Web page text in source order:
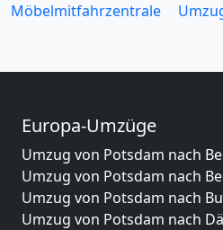
Möbelmitfahrzentrale
Europa-Umzüge
Umzug von Potsdam nach
Umzug von Potsdam nach
Umzug von Potsdam nach
Umzug von Potsdam nach